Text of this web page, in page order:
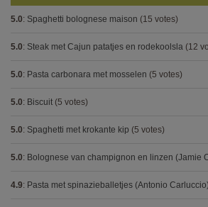
5.0: Spaghetti bolognese maison (15 votes)
5.0: Steak met Cajun patatjes en rodekoolsla (12
5.0: Pasta carbonara met mosselen (5 votes)
5.0: Biscuit (5 votes)
5.0: Spaghetti met krokante kip (5 votes)
5.0: Bolognese van champignon en linzen (Jamie
4.9: Pasta met spinazieballetjes (Antonio Carluccio)